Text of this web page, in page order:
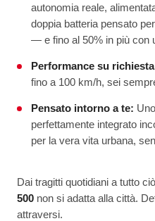
autonomia reale,
doppia batteria pensato
— e fino al 50% in più con
Performance su
fino a 100 km/h, sei
Pensato intorno a te:
perfettamente integrato
per la vera vita urbana,
Dai tragitti quotidiani a tutto
500 non si adatta alla città.
attraversi.